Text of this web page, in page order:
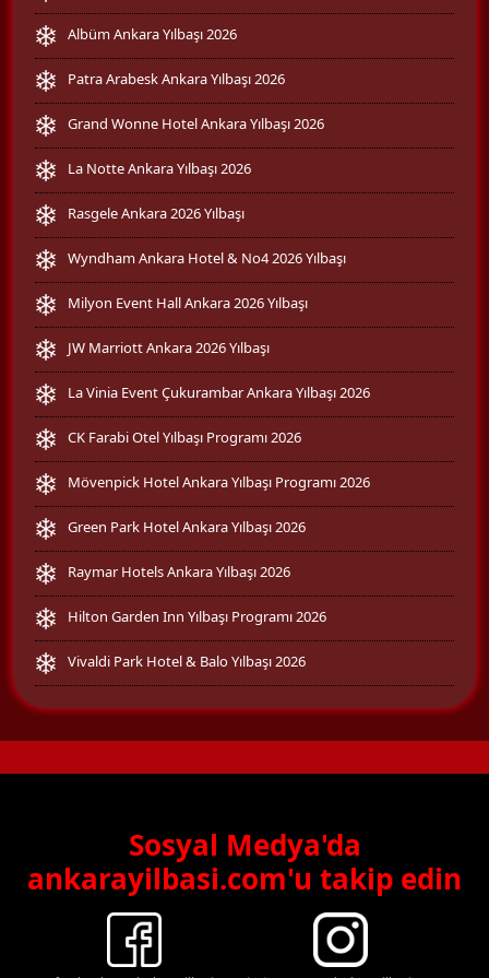
Albüm Ankara Yılbaşı 2026
Patra Arabesk Ankara Yılbaşı 2026
Grand Wonne Hotel Ankara Yılbaşı 2026
La Notte Ankara Yılbaşı 2026
Rasgele Ankara 2026 Yılbaşı
Wyndham Ankara Hotel & No4 2026 Yılbaşı
Milyon Event Hall Ankara 2026 Yılbaşı
JW Marriott Ankara 2026 Yılbaşı
La Vinia Event Çukurambar Ankara Yılbaşı 2026
CK Farabi Otel Yılbaşı Programı 2026
Mövenpick Hotel Ankara Yılbaşı Programı 2026
Green Park Hotel Ankara Yılbaşı 2026
Raymar Hotels Ankara Yılbaşı 2026
Hilton Garden Inn Yılbaşı Programı 2026
Vivaldi Park Hotel & Balo Yılbaşı 2026
Sosyal Medya'da
ankarayilbasi.com'u takip edin